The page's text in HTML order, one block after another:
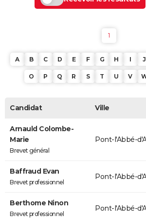
1
A B C D E F G H I J
O P Q R S T U V
Candidat Ville
Arnauld Colombe-
Marie
Brevet général
Pont-l'Abbé-
Baffraud Evan
Brevet professionnel
Pont-l'Abbé-
Berthome Ninon
Brevet professionnel
Pont-l'Abbé-